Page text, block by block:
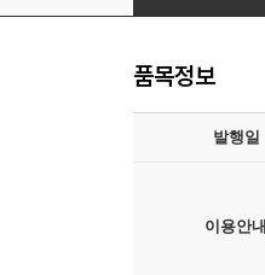
품목정보
발행일
이용안내